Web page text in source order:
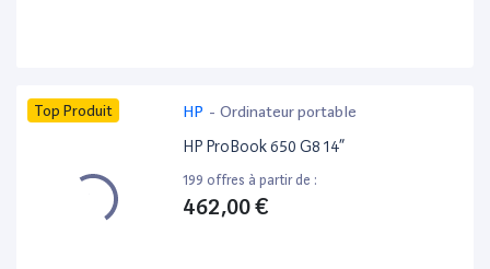
Top Produit HP - Ordinateur portable
HP ProBook 650 G8 14”
199 offres à partir de :
462,00 €